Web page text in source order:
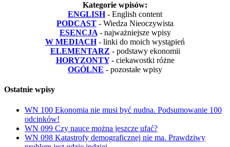
Kategorie wpisów:
ENGLISH - English content
PODCAST - Wiedza Nieoczywista
ESENCJA - najważniejsze wpisy
W MEDIACH - linki do moich wystąpień
ELEMENTARZ - podstawy ekonomii
HORYZONTY - ciekawostki różne
OGÓLNE - pozostałe wpisy
Ostatnie wpisy
WN 100 Ekonomia nie musi być nudna. Podsumowanie 100
odcinków!
WN 099 Czy nauce można jeszcze ufać?
WN 098 Katastrofy demograficznej nie ma. Prawdziwy